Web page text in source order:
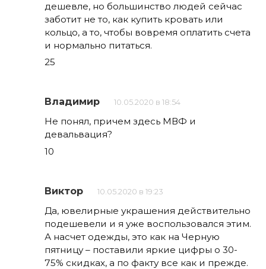
дешевле, но большинство людей сейчас
заботит не то, как купить кровать или
кольцо, а то, чтобы вовремя оплатить счета
и нормально питаться.
25
Владимир 10.05.2020 в 18:54
Не понял, причем здесь МВФ и
девальвация?
10
Виктор 10.05.2020 в 19:23
Да, ювелирные украшения действительно
подешевели и я уже воспользовался этим.
А насчет одежды, это как на Черную
пятницу – поставили яркие цифры о 30-
75% скидках, а по факту все как и прежде.